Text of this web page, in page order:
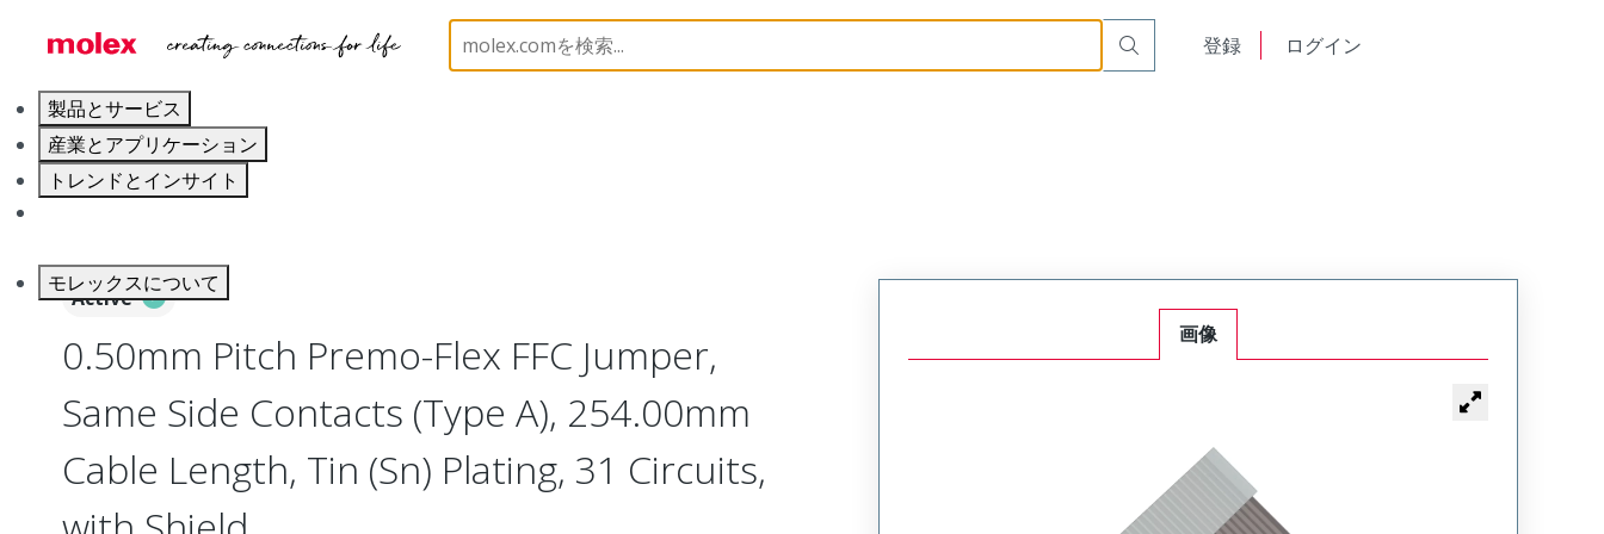
登録 ログイン
製品とサービス
産業とアプリケーション
トレンドとインサイト
モレックスについて
Flat-Flexible Cable (FFC) 15366 153661027
Active
0.50mm Pitch Premo-Flex FFC Jumper,
Same Side Contacts (Type A), 254.00mm
Cable Length, Tin (Sn) Plating, 31 Circuits,
画像